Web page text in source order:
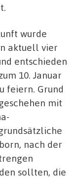
wurde
aktuell vier
entschieden
10. Januar
feiern. Grund
mit
nach der
sollten, die